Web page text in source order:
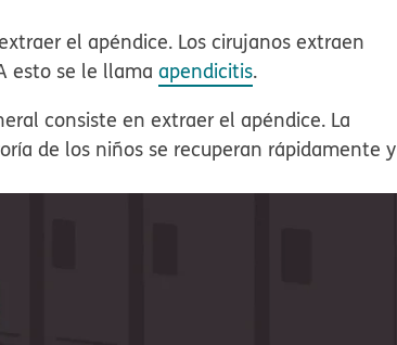
el apéndice. Los cirujanos extraen
esto se le llamaapendicitis.
consiste en extraer el apéndice. La
de los niños se recuperan rápidamente y